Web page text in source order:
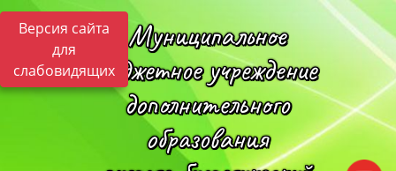
Версия сайта
для
слабовидящих
Муниципальное
бюджетное учреждение
дополнительного
образования